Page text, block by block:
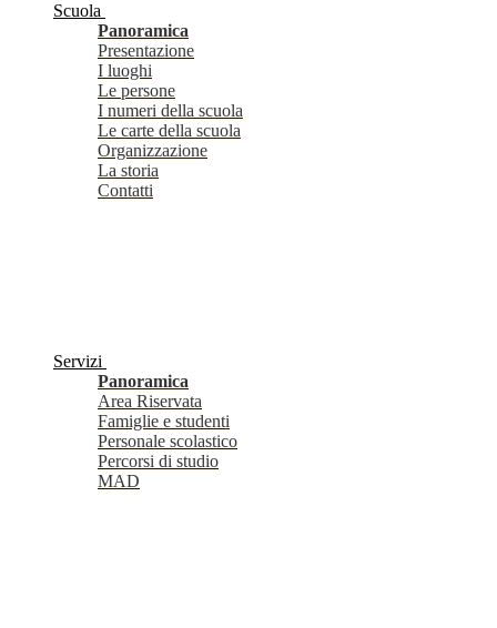
Scuola
Panoramica
Presentazione
I luoghi
Le persone
I numeri della scuola
Le carte della scuola
Organizzazione
La storia
Contatti
Servizi
Panoramica
Area Riservata
Famiglie e studenti
Personale scolastico
Percorsi di studio
MAD